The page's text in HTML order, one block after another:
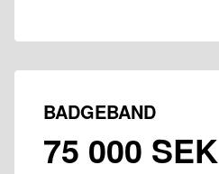
BADGEBAND
75 000 SEK